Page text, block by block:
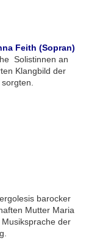
Feith (Sopran)
Solistinnen an
Klangbild der
barocker
Mutter Maria
der